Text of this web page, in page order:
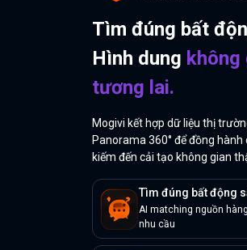
Tìm đúng bất
Hình dung không
tương lai.
Mogivi kết hợp dữ liệu thị
Panorama 360° để đồng
kiếm đến cải tạo không gian
Tìm đúng bất động
AI matching nguồn
nhu cầu